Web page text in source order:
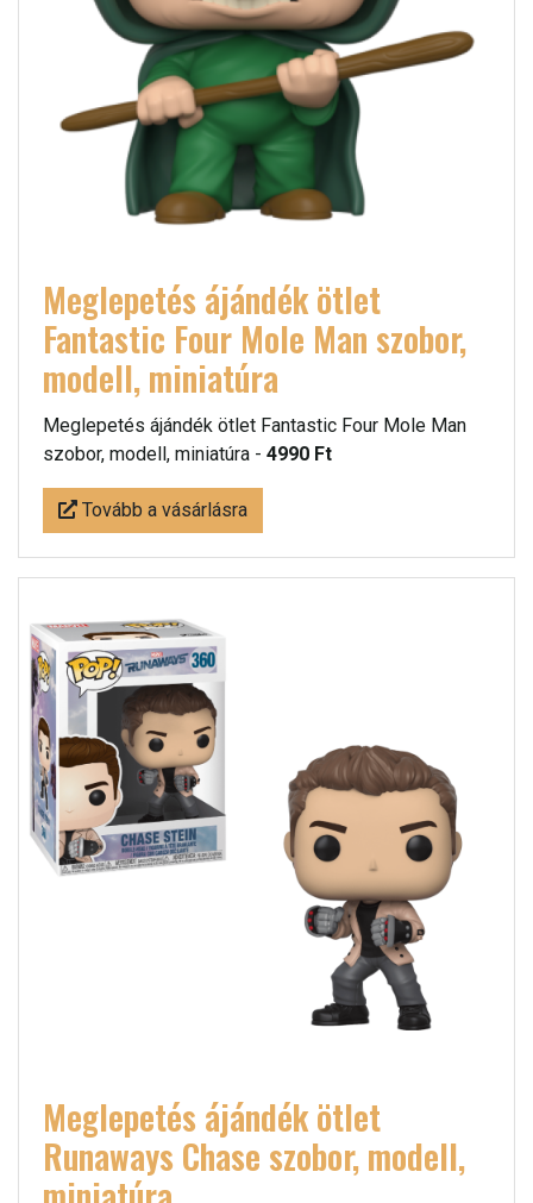
Meglepetés ájándék ötlet
Fantastic Four Mole Man szobor,
modell, miniatúra
Meglepetés ájándék ötlet Fantastic Four Mole Man
szobor, modell, miniatúra - 4990 Ft
Tovább a vásárlásra
Meglepetés ájándék ötlet
Runaways Chase szobor, modell,